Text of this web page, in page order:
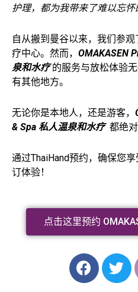
护理，都为我带来了难以忘怀
自从搬到曼谷以来，我们参
疗中心。然而， OMAKASEN
泉和水疗的服务与放松体验
有其他地方。
无论你是本地人，还是游客，
& Spa 私人温泉和水疗 都绝
通过ThaiHand预约，确保您
订体验！
点击这里预约
F
a
T
w